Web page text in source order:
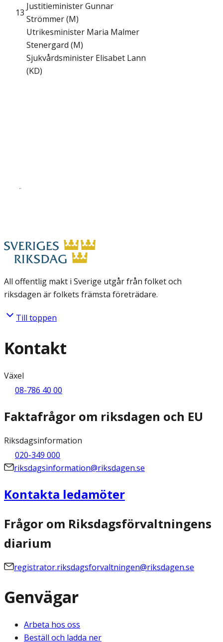
13
Justitieminister Gunnar
Strömmer (M)
Utrikesminister Maria Malmer
Stenergard (M)
Sjukvårdsminister Elisabet Lann
(KD)
All offentlig makt i Sverige utgår från folket och
riksdagen är folkets främsta företrädare.
Till toppen
Kontakt
Växel
08-786 40 00
Faktafrågor om riksdagen och EU
Riksdagsinformation
020-349 000
riksdagsinformation@riksdagen.se
Kontakta ledamöter
Frågor om Riksdagsförvaltningens
diarium
registrator.riksdagsforvaltningen@riksdagen.se
Genvägar
Arbeta hos oss
Beställ och ladda ner